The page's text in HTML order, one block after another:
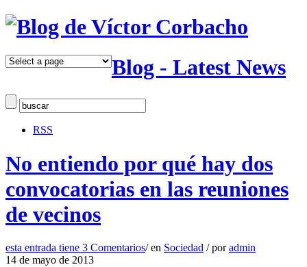
Blog - Latest News
RSS
No entiendo por qué hay dos
convocatorias en las reuniones
de vecinos
esta entrada tiene 3 Comentarios/ en Sociedad / poradmin
14 de mayo de 2013